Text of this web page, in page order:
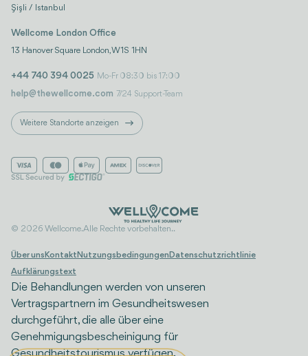
Şişli / Istanbul
Wellcome London Office
13 Hanover Square London, W1S 1HN
+44 740 394 0025 Mo-Fr 08:30 bis 17:00
help@thewellcome.com 7/24 Support-Team
Weitere Standorte anzeigen
© 2026 Wellcome. Alle Rechte vorbehalten..
Über uns Kontakt Nutzungsbedingungen Datenschutzrichtlinie
Aufklärungstext
Die Behandlungen werden von unseren
Vertragspartnern im Gesundheitswesen
durchgeführt, die alle über eine
Genehmigungsbescheinigung für